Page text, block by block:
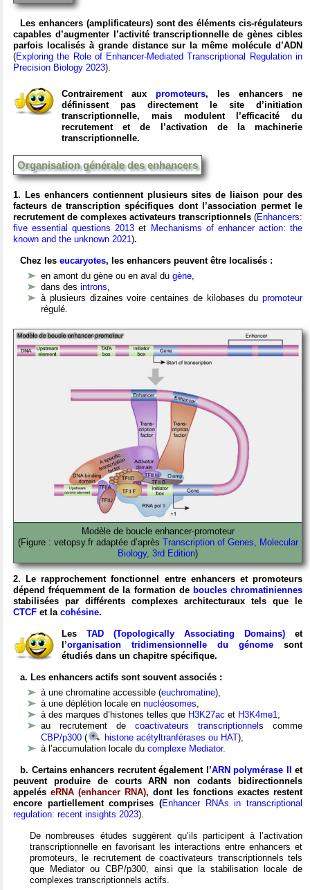
Les enhancers (amplificateurs) sont des éléments cis-régulateurs
capables d’augmenter l’activité transcriptionnelle de gènes cibles
parfois localisés à grande distance sur la même molécule d’ADN
(Exploring the Role of Enhancer-Mediated Transcriptional Regulation in
Precision Biology 2023).
Contrairement aux promoteurs, les enhancers ne
définissent pas directement le site d’initiation
transcriptionnelle, mais modulent l’efficacité du
recrutement et de l’activation de la machinerie
transcriptionnelle.
Organisation générale des enhancers
1. Les enhancers contiennent plusieurs sites de liaison pour des
facteurs de transcription spécifiques dont l’association permet le
recrutement de complexes activateurs transcriptionnels (Enhancers:
five essential questions 2013 et Mechanisms of enhancer action: the
known and the unknown 2021).
Chez les eucaryotes, les enhancers peuvent être localisés :
en amont du gène ou en aval du gène
dans des introns
à plusieurs dizaines voire centaines de kilobases du promoteur
régulé.
Modèle de boucle enhancer-promoteur
(Figure : vetopsy.fr adaptée d’après Transcription of Genes, Molecular
Biology, 3rd Edition)
2. Le rapprochement fonctionnel entre enhancers et promoteurs
dépend fréquemment de la formation de boucles chromatiniennes
stabilisées par différents complexes architecturaux tels que le
CTCF et la cohésine.
Les TAD (Topologically Associating Domains) et
l’organisation tridimensionnelle du génome sont
étudiés dans un chapitre spécifique.
a. Les enhancers actifs sont souvent associés :
à une chromatine accessible (euchromatine),
à une déplétion locale en nucléosomes
à des marques d’histones telles que H3K27ac et H3K4me1
au recrutement de coactivateurs transcriptionnels comme
CBP/p300 ( histone acétyltranférases ou HAT),
à l’accumulation locale du complexe Mediator.
b. Certains enhancers recrutent également l’ARN polymérase II et
peuvent produire de courts ARN non codants bidirectionnels
appelés eRNA (enhancer RNA), dont les fonctions exactes restent
encore partiellement comprises (Enhancer RNAs in transcriptional
regulation: recent insights 2023).
De nombreuses études suggèrent qu’ils participent à l’activation
transcriptionnelle en favorisant les interactions entre enhancers et
promoteurs, le recrutement de coactivateurs transcriptionnels tels
que Mediator ou CBP/p300, ainsi que la stabilisation locale de
complexes transcriptionnels actifs.